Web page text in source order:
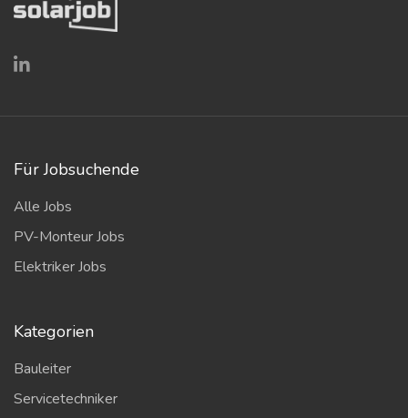
Für Jobsuchende
Alle Jobs
PV-Monteur Jobs
Elektriker Jobs
Kategorien
Bauleiter
Servicetechniker